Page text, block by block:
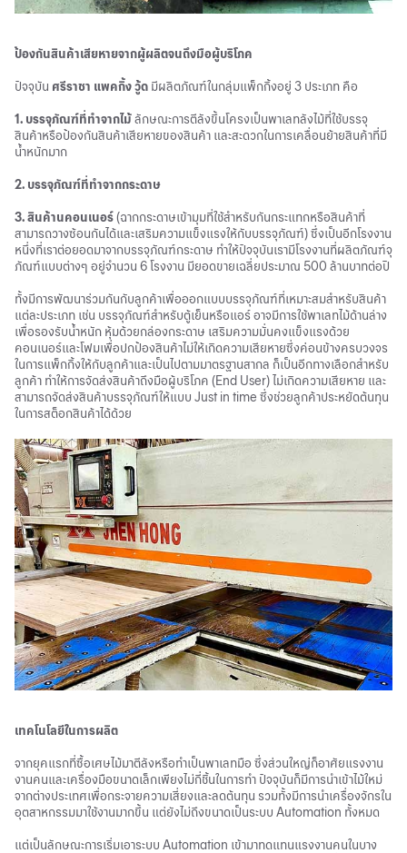
ป้องกันสินค้าเสียหายจากผู้ผลิตจนถึงมือผู้บริโภค
ปัจจุบัน ศรีราชา แพคกิ้ง วู้ด มีผลิตภัณฑ์ในกลุ่มแพ็กกิ้งอยู่ 3 ประเภท คือ
1. บรรจุภัณฑ์ที่ทำจากไม้ลักษณะการตีลังขึ้นโครงเป็นพาเลทลังไม้ที่ใช้บรรจุ
สินค้าหรือป้องกันสินค้าเสียหายของสินค้า และสะดวกในการเคลื่อนย้ายสินค้าที่มี
น้ำหนักมาก
2. บรรจุภัณฑ์ที่ทำจากกระดาษ
3. สินค้านคอนเนอร์(ฉากกระดาษเข้ามุมที่ใช้สำหรับกันกระแทกหรือสินค้าที่
สามารถวางซ้อนกันได้และเสริมความแข็งแรงให้กับบรรจุภัณฑ์) ซึ่งเป็นอีกโรงงาน
หนึ่งที่เราต่อยอดมาจากบรรจุภัณฑ์กระดาษ ทำให้ปัจจุบันเรามีโรงงานที่ผลิตภัณฑ์จุ
ภัณฑ์แบบต่างๆ อยู่จำนวน 6 โรงงาน มียอดขายเฉลี่ยประมาณ 500 ล้านบาทต่อปี
ทั้งมีการพัฒนาร่วมกันกับลูกค้าเพื่อออกแบบบรรจุภัณฑ์ที่เหมาะสมสำหรับสินค้า
แต่ละประเภท เช่น บรรจุภัณฑ์สำหรับตู้เย็นหรือแอร์ อาจมีการใช้พาเลทไม้ด้านล่าง
เพื่อรองรับน้ำหนัก หุ้มด้วยกล่องกระดาษ เสริมความมั่นคงแข็งแรงด้วย
คอนเนอร์และโฟมเพื่อปกป้องสินค้าไม่ให้เกิดความเสียหายซึ่งค่อนข้างครบวงจร
ในการแพ็กกิ้งให้กับลูกค้าและเป็นไปตามมาตรฐานสากล ก็เป็นอีกทางเลือกสำหรับ
ลูกค้า ทำให้การจัดส่งสินค้าถึงมือผู้บริโภค (End User) ไม่เกิดความเสียหาย และ
สามารถจัดส่งสินค้าบรรจุภัณฑ์ให้แบบ Just in time ซึ่งช่วยลูกค้าประหยัดต้นทุน
ในการสต็อกสินค้าได้ด้วย
เทคโนโลยีในการผลิต
จากยุคแรกที่ซื้อเศษไม้มาตีลังหรือทำเป็นพาเลทมือ ซึ่งส่วนใหญ่ก็อาศัยแรงงาน
งานคนและเครื่องมือขนาดเล็กเพียงไม่กี่ชิ้นในการทำ ปัจจุบันก็มีการนำเข้าไม้ใหม่
จากต่างประเทศเพื่อกระจายความเสี่ยงและลดต้นทุน รวมทั้งมีการนำเครื่องจักรใน
อุตสาหกรรมมาใช้งานมากขึ้น แต่ยังไม่ถึงขนาดเป็นระบบ Automation ทั้งหมด
แต่เป็นลักษณะการเริ่มเอาระบบ Automation เข้ามาทดแทนแรงงานคนในบาง